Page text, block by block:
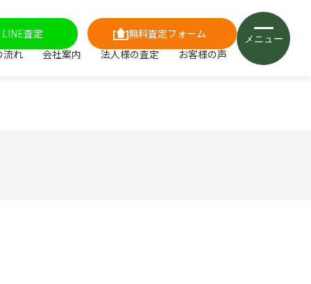
査定
無料査定フォーム
流れ
会社案内 法人様の査定 お客様の声
メニュー